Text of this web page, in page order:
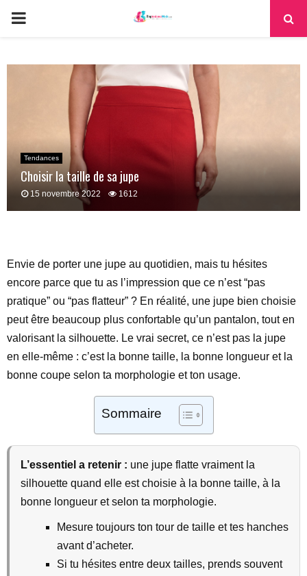
PRIMARY
Tendances
Choisir la taille de sa jupe
15 novembre 2022 1612
Envie de porter une jupe au quotidien, mais tu hésites
encore parce que tu as l’impression que ce n’est “pas
pratique” ou “pas flatteur” ? En réalité, une jupe bien choisie
peut être beaucoup plus confortable qu’un pantalon, tout en
valorisant la silhouette. Le vrai secret, ce n’est pas la jupe
en elle-même : c’est la bonne taille, la bonne longueur et la
bonne coupe selon ta morphologie et ton usage.
Sommaire
L’essentiel a retenir : une jupe flatte vraiment la
silhouette quand elle est choisie à la bonne taille, à la
bonne longueur et selon ta morphologie.
Mesure toujours ton tour de taille et tes hanches
avant d’acheter.
Si tu hésites entre deux tailles, prends souvent